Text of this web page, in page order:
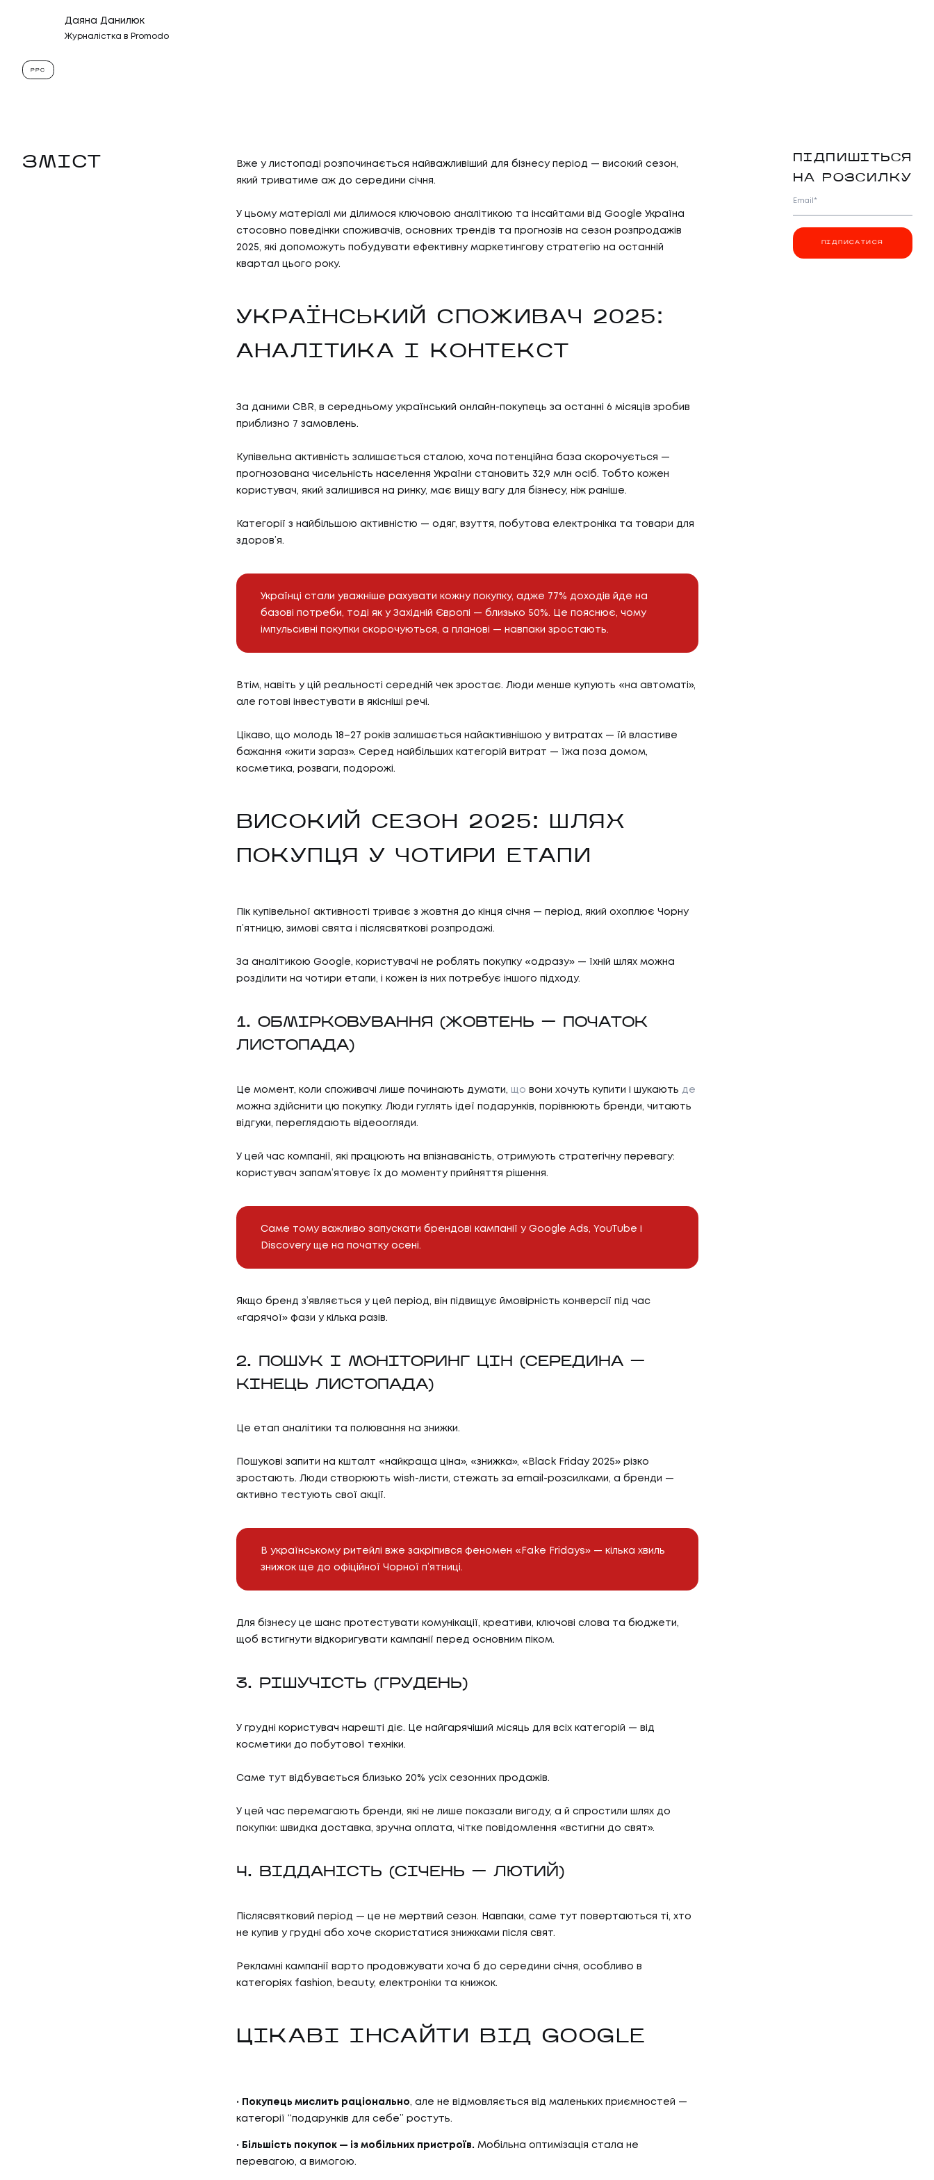
Даяна Данилюк
Журналістка в Promodo
PPC
ЗМІСТ
Вже у листопаді розпочинається найважливіший для бізнесу період — високий сезон,
який триватиме аж до середини січня.
У цьому матеріалі ми ділимося ключовою аналітикою та інсайтами від Google Україна
стосовно поведінки споживачів, основних трендів та прогнозів на сезон розпродажів
2025, які допоможуть побудувати ефективну маркетингову стратегію на останній
квартал цього року.
УКРАЇНСЬКИЙ СПОЖИВАЧ 2025:
АНАЛІТИКА І КОНТЕКСТ
За даними CBR, в середньому український онлайн-покупець за останні 6 місяців зробив
приблизно 7 замовлень.
Купівельна активність залишається сталою, хоча потенційна база скорочується —
прогнозована чисельність населення України становить 32,9 млн осіб. Тобто кожен
користувач, який залишився на ринку, має вищу вагу для бізнесу, ніж раніше.
Категорії з найбільшою активністю — одяг, взуття, побутова електроніка та товари для
здоров’я.
Українці стали уважніше рахувати кожну покупку, адже 77% доходів йде на
базові потреби, тоді як у Західній Європі — близько 50%. Це пояснює, чому
імпульсивні покупки скорочуються, а планові — навпаки зростають.
Втім, навіть у цій реальності середній чек зростає. Люди менше купують «на автоматі»,
але готові інвестувати в якісніші речі.
Цікаво, що молодь 18–27 років залишається найактивнішою у витратах — їй властиве
бажання «жити зараз». Серед найбільших категорій витрат — їжа поза домом,
косметика, розваги, подорожі.
ВИСОКИЙ СЕЗОН 2025: ШЛЯХ
ПОКУПЦЯ У ЧОТИРИ ЕТАПИ
Пік купівельної активності триває з жовтня до кінця січня — період, який охоплює Чорну
п’ятницю, зимові свята і післясвяткові розпродажі.
За аналітикою Google, користувачі не роблять покупку «одразу» — їхній шлях можна
розділити на чотири етапи, і кожен із них потребує іншого підходу.
1. ОБМІРКОВУВАННЯ (ЖОВТЕНЬ — ПОЧАТОК
ЛИСТОПАДА)
Це момент, коли споживачі лише починають думати, що вони хочуть купити і шукають де
можна здійснити цю покупку. Люди гуглять ідеї подарунків, порівнюють бренди, читають
відгуки, переглядають відеоогляди.
У цей час компанії, які працюють на впізнаваність, отримують стратегічну перевагу:
користувач запам’ятовує їх до моменту прийняття рішення.
Саме тому важливо запускати брендові кампанії у Google Ads, YouTube і
Discovery ще на початку осені.
Якщо бренд з’являється у цей період, він підвищує ймовірність конверсії під час
«гарячої» фази у кілька разів.
2. ПОШУК І МОНІТОРИНГ ЦІН (СЕРЕДИНА —
КІНЕЦЬ ЛИСТОПАДА)
Це етап аналітики та полювання на знижки.
Пошукові запити на кшталт «найкраща ціна», «знижка», «Black Friday 2025» різко
зростають. Люди створюють wish-листи, стежать за email-розсилками, а бренди —
активно тестують свої акції.
В українському ритейлі вже закріпився феномен «Fake Fridays» — кілька хвиль
знижок ще до офіційної Чорної п’ятниці.
Для бізнесу це шанс протестувати комунікації, креативи, ключові слова та бюджети,
щоб встигнути відкоригувати кампанії перед основним піком.
3. РІШУЧІСТЬ (ГРУДЕНЬ)
У грудні користувач нарешті діє. Це найгарячіший місяць для всіх категорій — від
косметики до побутової техніки.
Саме тут відбувається близько 20% усіх сезонних продажів.
У цей час перемагають бренди, які не лише показали вигоду, а й спростили шлях до
покупки: швидка доставка, зручна оплата, чітке повідомлення «встигни до свят».
4. ВІДДАНІСТЬ (СІЧЕНЬ — ЛЮТИЙ)
Післясвятковий період — це не мертвий сезон. Навпаки, саме тут повертаються ті, хто
не купив у грудні або хоче скористатися знижками після свят.
Рекламні кампанії варто продовжувати хоча б до середини січня, особливо в
категоріях fashion, beauty, електроніки та книжок.
ЦІКАВІ ІНСАЙТИ ВІД GOOGLE
Покупець мислить раціонально, але не відмовляється від маленьких приємностей —
категорії “подарунків для себе” ростуть.
Більшість покупок — із мобільних пристроїв. Мобільна оптимізація стала не
перевагою, а вимогою.
ПІДПИШІТЬСЯ
НА РОЗСИЛКУ
Email*
ПІДПИСАТИСЯ
ПОСЛУГИ
ПОСЛУГИ
05
КАР'ЄРА
КАР'ЄРА
КЕЙСИ
КЕЙСИ
06
БЛОГ
БЛОГ
КЛІЄНТИ
КЛІЄНТИ
КОНТАКТИ
КОНТАКТИ
ПРО НАС
ПРО НАС